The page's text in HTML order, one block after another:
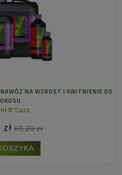
NA WZROST I KWITNIENIE DO
B'Cuzz
60,20 zł